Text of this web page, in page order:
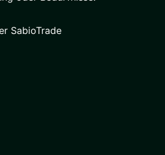
SabioTrade